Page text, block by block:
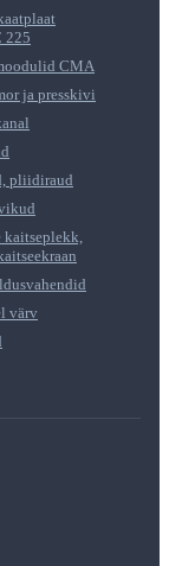
225
CMA
ja presskivi
pliidiraud
värv